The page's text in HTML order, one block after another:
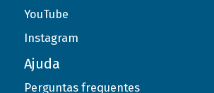
YouTube
Instagram
Ajuda
Perguntas frequentes